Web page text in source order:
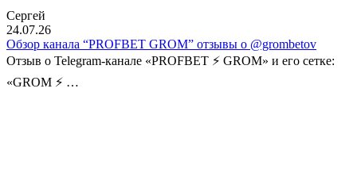
Сергей
24.07.26
Обзор канала “PROFBET GROM” отзывы о @grombetov
Отзыв о Telegram-канале «PROFBET ⚡️ GROM» и его сетке:
«GROM ⚡️ …